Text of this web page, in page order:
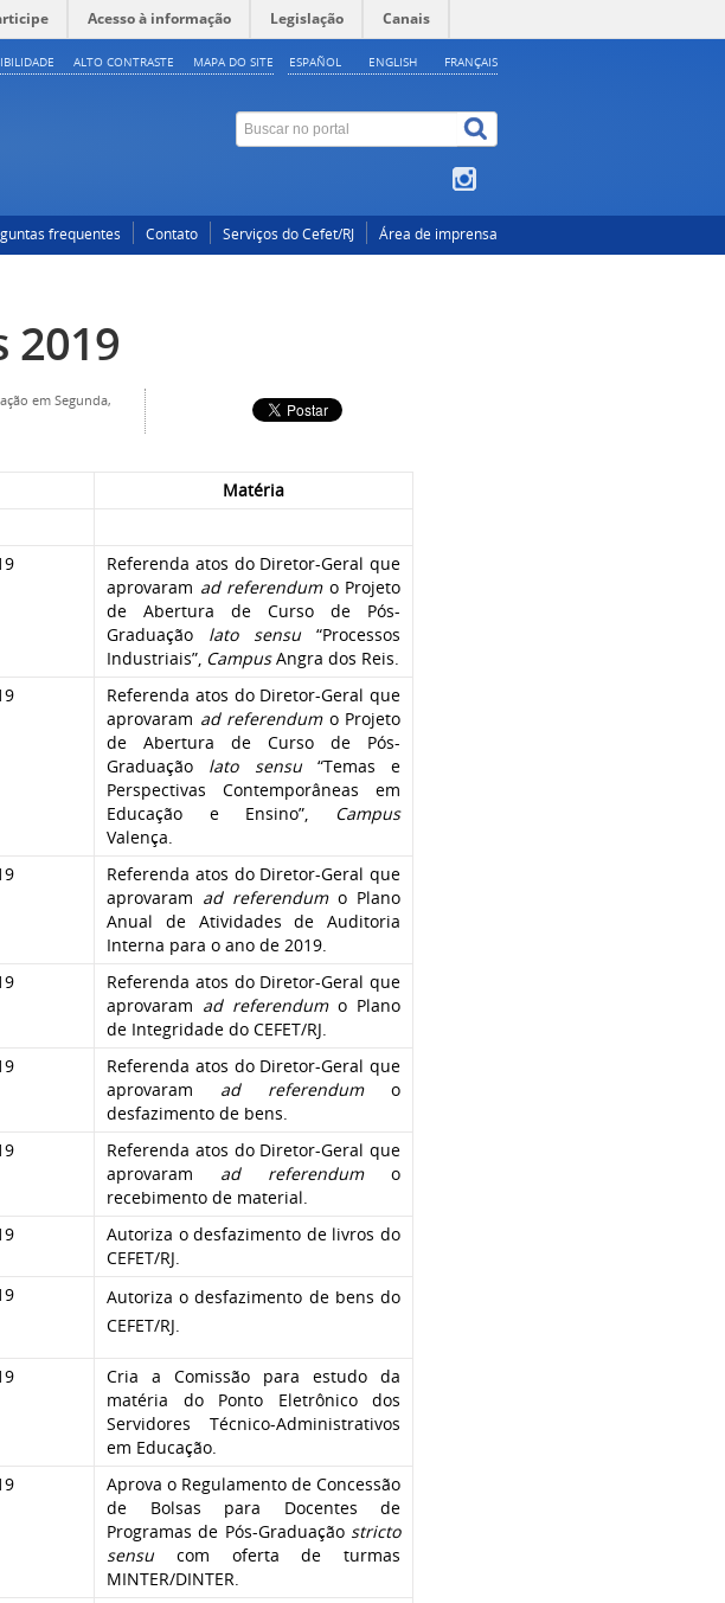
Acesso à informação Legislação Canais
ESPAÑOL ENGLISH FRANÇAIS
ALTO CONTRASTE MAPA DO SITE
frequentes Contato Serviços do Cefet/RJ Área de imprensa
2019
em Segunda,
Matéria
Referenda atos do Diretor-Geral que
aprovaram ad referendumo Projeto
de Abertura de Curso de Pós-
Graduação lato sensu“Processos
Industriais”, CampusAngra dos Reis.
Referenda atos do Diretor-Geral que
aprovaram ad referendumo Projeto
de Abertura de Curso de Pós-
Graduação lato sensu“Temas e
Perspectivas Contemporâneas em
Educação e Ensino”, Campus
Valença.
Referenda atos do Diretor-Geral que
aprovaram ad referendumo Plano
Anual de Atividades de Auditoria
Interna para o ano de 2019.
Referenda atos do Diretor-Geral que
aprovaram ad referendumo Plano
de Integridade do CEFET/RJ.
Referenda atos do Diretor-Geral que
aprovaram ad referendumo
desfazimento de bens.
Referenda atos do Diretor-Geral que
aprovaram ad referendumo
recebimento de material.
Autoriza o desfazimento de livros do
CEFET/RJ.
Autoriza o desfazimento de bens do
CEFET/RJ.
Cria a Comissão para estudo da
matéria do Ponto Eletrônico dos
Servidores Técnico-Administrativos
em Educação.
Aprova o Regulamento de Concessão
de Bolsas para Docentes de
Programas de Pós-Graduação stricto
sensucom oferta de turmas
MINTER/DINTER.